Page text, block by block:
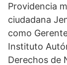
Providencia
ciudadana
como
Instituto
Derechos de